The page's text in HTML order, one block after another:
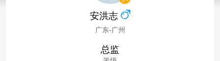
安洪志
广东-广州
总监